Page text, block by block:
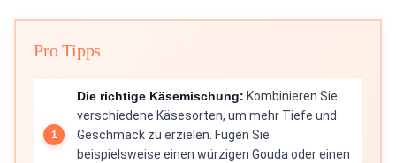
Pro Tipps
Die richtige Käsemischung: Kombinieren Sie
verschiedene Käsesorten, um mehr Tiefe und
Geschmack zu erzielen. Fügen Sie
beispielsweise einen würzigen Gouda oder einen